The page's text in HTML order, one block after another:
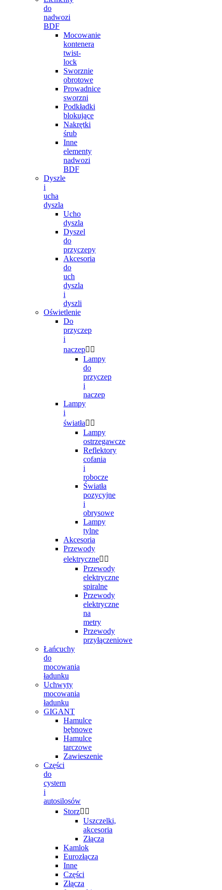
do
nadwozi
BDF
Mocowanie
kontenera
twist-
lock
Sworznie
obrotowe
Prowadnice
sworzni
Podkładki
blokujące
Nakrętki
śrub
Inne
elementy
nadwozi
BDF
Dyszle
i
ucha
dyszla
Ucho
dyszla
Dyszel
do
przyczepy
Akcesoria
do
uch
dyszla
i
dyszli
Oświetlenie
Do
przyczep
i
naczep 
Lampy
do
przyczep
i
naczep
Lampy
i
światła 
Lampy
ostrzegawcze
Reflektory
cofania
i
robocze
Światła
pozycyjne
i
obrysowe
Lampy
tylne
Akcesoria
Przewody
elektryczne 
Przewody
elektryczne
spiralne
Przewody
elektryczne
na
metry
Przewody
przyłączeniowe
Łańcuchy
do
mocowania
ładunku
Uchwyty
mocowania
ładunku
GIGANT
Hamulce
bębnowe
Hamulce
tarczowe
Zawieszenie
Części
do
cystern
i
autosilosów
Storz 
Uszczelki,
akcesoria
Złącza
Kamlok
Eurozłącza
Inne
Części
Złącza